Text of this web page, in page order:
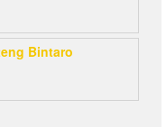
Bintaro